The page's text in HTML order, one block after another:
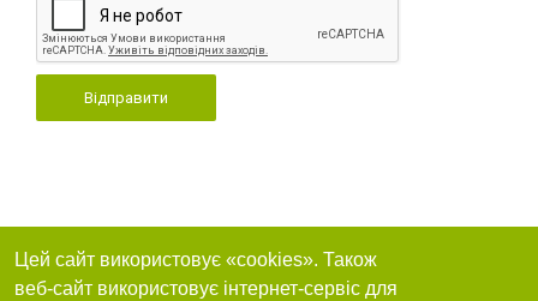
Відправити
Цей сайт використовує «cookies». Також
веб-сайт використовує інтернет-сервіс для